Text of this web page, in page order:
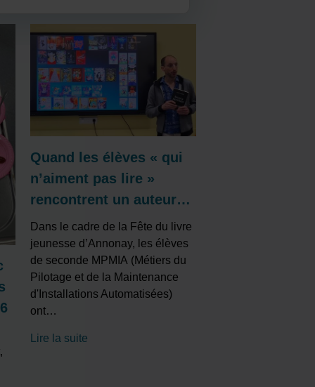
Quand les élèves « qui
n’aiment pas lire »
rencontrent un auteur…
Dans le cadre de la Fête du livre
jeunesse d’Annonay, les élèves
de seconde MPMIA (Métiers du
Pilotage et de la Maintenance
d'Installations Automatisées)
ont…
Lire la suite